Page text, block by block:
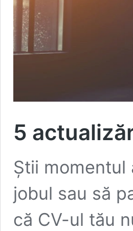
5
Știi
jobul sau să
că CV-ul tău